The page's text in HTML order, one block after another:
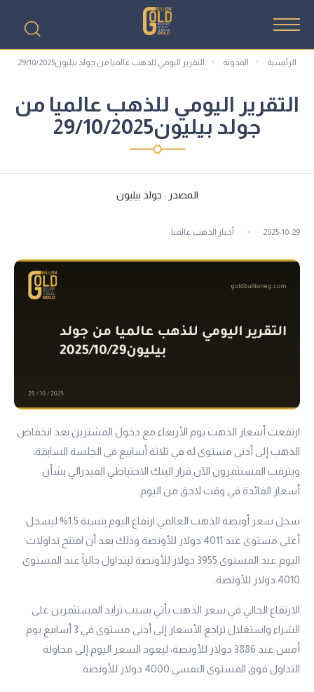
الرئيسية المدونة التقرير اليومي للذهب عالميا من جولد بيليون29/10/2025
التقرير اليومي للذهب عالميا من
جولد بيليون29/10/2025
المصدر : جولد بيليون
2025-10-29 أخبار الذهب عالميا
ارتفعت أسعار الذهب يوم الأربعاء مع دخول المشترين بعد انخفاض
الذهب إلى أدنى مستوى له في ثلاثة أسابيع في الجلسة السابقة،
ويترقب المستثمرون الآن قرار البنك الاحتياطي الفيدرالي بشأن
أسعار الفائدة في وقت لاحق من اليوم.
سجل سعر أونصة الذهب العالمي ارتفاع اليوم بنسبة 1.5% ليسجل
أعلى مستوى عند 4011 دولار للأونصة وذلك بعد أن افتتح تداولات
اليوم عند المستوى 3955 دولار للأونصة ليتداول حالياً عند المستوى
4010 دولار للأونصة.
الارتفاع الحالي في سعر الذهب يأتي بسبب تزايد المستثمرين على
الشراء واستغلال تراجع الأسعار إلى أدنى مستوى في 3 أسابيع يوم
أمس عند 3886 دولار للأونصة، ليعود السعر اليوم إلى محاولة
التداول فوق المستوى النفسي 4000 دولار للأونصة.